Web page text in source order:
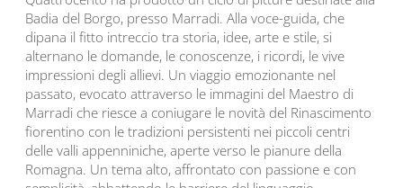
Badia del Borgo, presso Marradi. Alla voce-guida, che
dipana il fitto intreccio tra storia, idee, arte e stile, si
alternano le domande, le conoscenze, i ricordi, le vive
impressioni degli allievi. Un viaggio emozionante nel
passato, evocato attraverso le immagini del Maestro di
Marradi che riesce a coniugare le novità del Rinascimento
fiorentino con le tradizioni persistenti nei piccoli centri
delle valli appenniniche, aperte verso le pianure della
Romagna. Un tema alto, affrontato con passione e con